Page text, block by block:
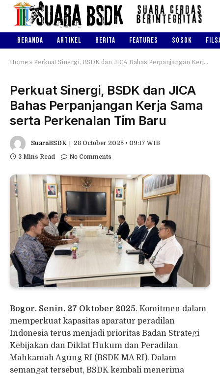
BERANDA ARTIKEL BERITA FEATURES SOSOK
Home » Perkuat Sinergi, BSDK dan JICA Bahas Perpanjangan Kerja Sama serta Perkenalan Tim Baru
Perkuat Sinergi, BSDK dan JICA
Bahas Perpanjangan Kerja Sama
serta Perkenalan Tim Baru
SuaraBSDK
28 October 2025 • 09:17 WIB
3 Mins Read
No Comments
Bogor. Senin. 27 Oktober 2025. Komitmen dalam
memperkuat kapasitas aparatur peradilan
Indonesia terus menjadi prioritas Badan Strategi
Kebijakan dan Diklat Hukum dan Peradilan
Mahkamah Agung RI (BSDK MA RI). Dalam
semangat tersebut, BSDK kembali menerima